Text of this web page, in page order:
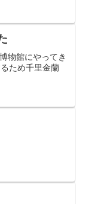
物館にやってき
ため千里金蘭